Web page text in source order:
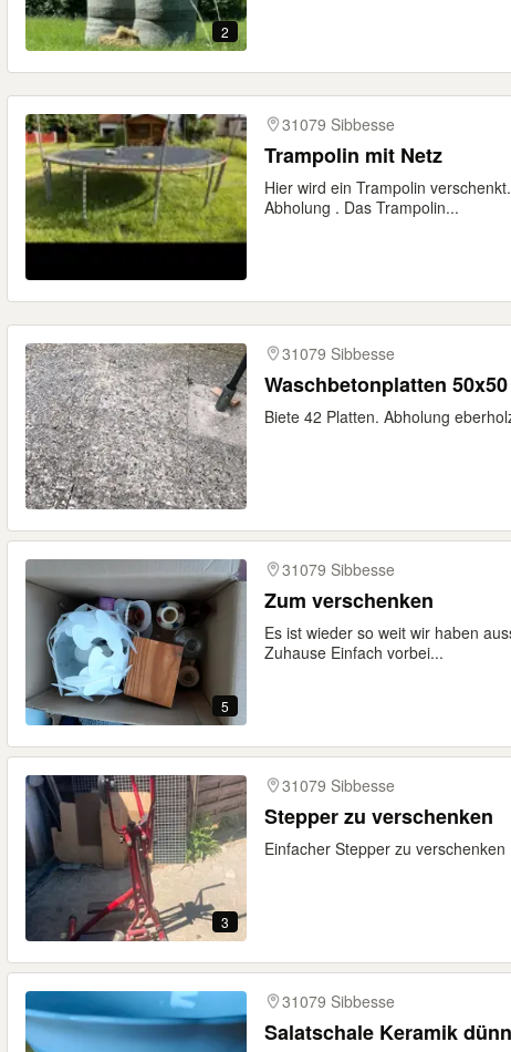
2
31079 Sibbesse
Trampolin mit Netz
Hier wird ein Trampolin
Abholung . Das Trampolin...
31079 Sibbesse
Waschbetonplatten 50x50
Biete 42 Platten. Abholung
5
31079 Sibbesse
Zum verschenken
Es ist wieder so weit wir haben
Zuhause Einfach vorbei...
3
31079 Sibbesse
Stepper zu verschenken
Einfacher Stepper zu verschenken
31079 Sibbesse
Salatschale Keramik